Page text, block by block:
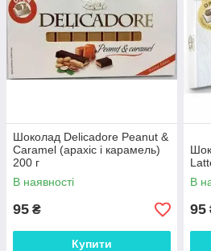
Шоколад Delicadore Peanut &
Caramel (арахіс і карамель)
200 г
В наявності
95 ₴
Купити
В
95